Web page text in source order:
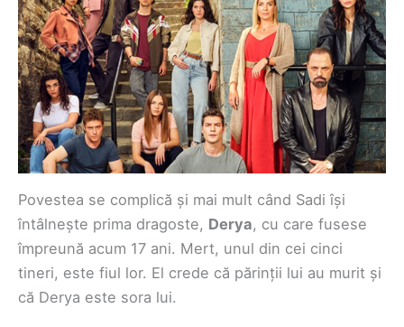
Povestea se complică și mai mult când Sadi își
întâlnește prima dragoste, Derya, cu care fusese
împreună acum 17 ani. Mert, unul din cei cinci
tineri, este fiul lor. El crede că părinții lui au murit și
că Derya este sora lui.